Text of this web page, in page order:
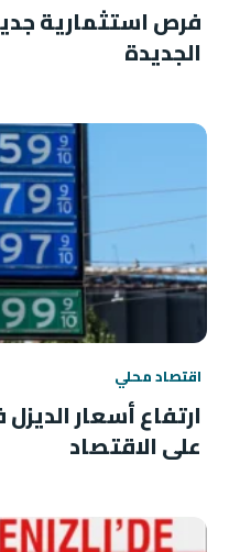
فرص استثمارية
الجديدة
اقتصاد محلي
ارتفاع أسعار
على الاقتصاد